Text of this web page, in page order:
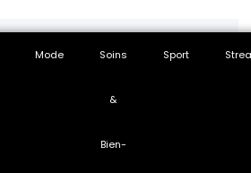
Mode Soins
&
Bien-
Sport